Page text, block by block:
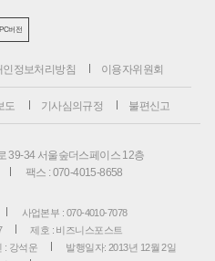
PC버전
인정보처리방침 이용자위원회
도 기사심의규정 불편신고
39-34 서울숲더스페이스 12층
팩스 : 070-4015-8658
사업본부 : 070-4010-7078
제호 : 비즈니스포스트
: 강석운
발행일자: 2013년 12월 2일